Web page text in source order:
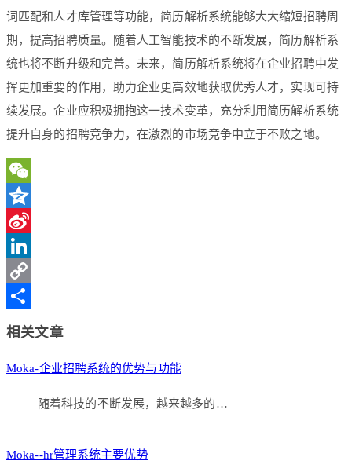
词匹配和人才库管理等功能，简历解析系统能够大大缩短招聘周
期，提高招聘质量。随着人工智能技术的不断发展，简历解析系
统也将不断升级和完善。未来，简历解析系统将在企业招聘中发
挥更加重要的作用，助力企业更高效地获取优秀人才，实现可持
续发展。企业应积极拥抱这一技术变革，充分利用简历解析系统
提升自身的招聘竞争力，在激烈的市场竞争中立于不败之地。
WeChat
Qzone
Sina
Weibo
LinkedIn
Copy
相关文章
Moka-企业招聘系统的优势与功能
随着科技的不断发展，越来越多的…
Moka--hr管理系统主要优势